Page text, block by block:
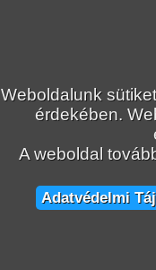
Weboldalunk
érdekében.
A weboldal
Adatvédelmi